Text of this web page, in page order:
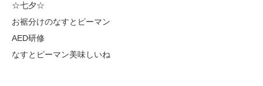
☆七夕☆
お裾分けのなすとピーマン
AED研修
なすとピーマン美味しいね